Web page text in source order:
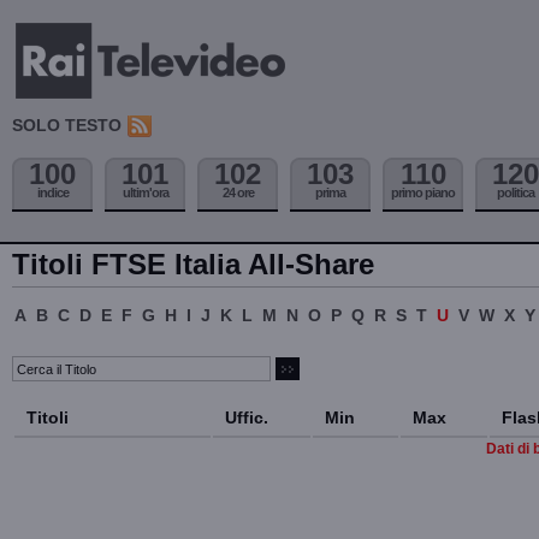
SOLO TESTO
100
indice
101
ultim'ora
102
24 ore
103
prima
110
primo piano
120
politica
Titoli FTSE Italia All-Share
A B C D E F G H I J K L M N O P Q R S T U V W X Y
Titoli Uffic. Min Max
Dati di